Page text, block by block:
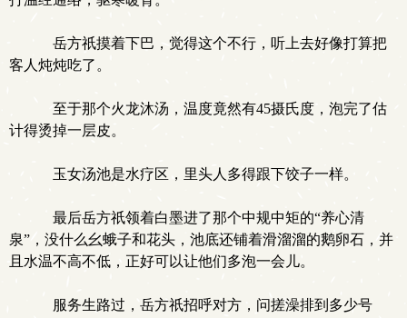
岳方祇摸着下巴，觉得这个不行，听上去好像打算把
客人炖炖吃了。
至于那个火龙沐汤，温度竟然有45摄氏度，泡完了估
计得烫掉一层皮。
玉女汤池是水疗区，里头人多得跟下饺子一样。
最后岳方祇领着白墨进了那个中规中矩的“养心清
泉”，没什么幺蛾子和花头，池底还铺着滑溜溜的鹅卵石，并
且水温不高不低，正好可以让他们多泡一会儿。
服务生路过，岳方祇招呼对方，问搓澡排到多少号